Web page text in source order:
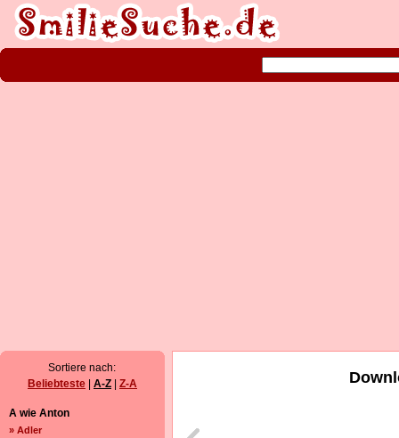
Sortiere nach:
Beliebteste
A-Z Z-A
A wie Anton
» Adler